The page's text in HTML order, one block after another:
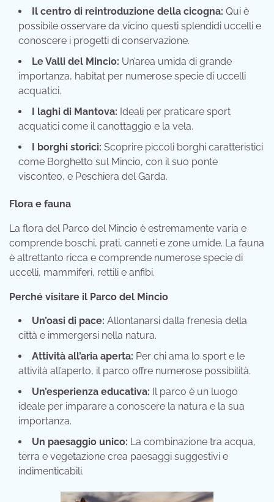
Il centro di reintroduzione della cicogna: Qui è
possibile osservare da vicino questi splendidi uccelli e
conoscere i progetti di conservazione.
Le Valli del Mincio: Un’area umida di grande
importanza, habitat per numerose specie di uccelli
acquatici.
I laghi di Mantova: Ideali per praticare sport
acquatici come il canottaggio e la vela.
I borghi storici: Scoprire piccoli borghi caratteristici
come Borghetto sul Mincio, con il suo ponte
visconteo, e Peschiera del Garda.
Flora e fauna
La flora del Parco del Mincio è estremamente varia e
comprende boschi, prati, canneti e zone umide. La fauna
è altrettanto ricca e comprende numerose specie di
uccelli, mammiferi, rettili e anfibi.
Perché visitare il Parco del Mincio
Un’oasi di pace: Allontanarsi dalla frenesia della
città e immergersi nella natura.
Attività all’aria aperta: Per chi ama lo sport e le
attività all’aperto, il parco offre numerose possibilità.
Un’esperienza educativa: Il parco è un luogo
ideale per imparare a conoscere la natura e la sua
importanza.
Un paesaggio unico: La combinazione tra acqua,
terra e vegetazione crea paesaggi suggestivi e
indimenticabili.